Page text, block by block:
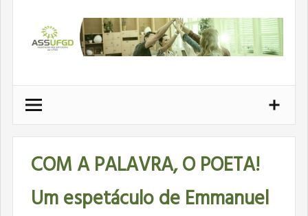
conteúdo
COM A PALAVRA, O POETA!
Um espetáculo de Emmanuel